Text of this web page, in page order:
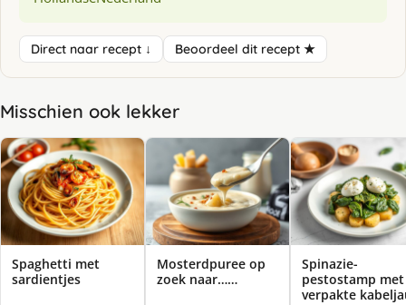
Direct naar recept ↓ Beoordeel dit recept ★
Misschien ook lekker
Spaghetti met
sardientjes
Mosterdpuree op
zoek naar……
Spinazie-
pestostamp met
verpakte